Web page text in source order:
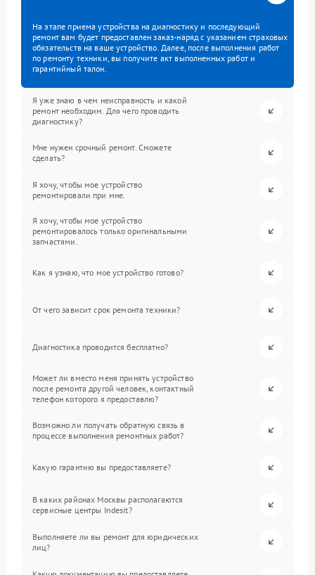
На этапе приема устройства на диагностику и последующий
ремонт вам будет предоставлен заказ-наряд с указанием страховых
обязательств на ваше устройство. Далее, после выполнения работ
по ремонту техники, вы получите акт выполненных работ и
гарантийный талон.
Я уже знаю в чем неисправность и какой
ремонт необходим. Для чего проводить
диагностику?
Мне нужен срочный ремонт. Сможете
сделать?
Я хочу, чтобы мое устройство
ремонтировали при мне.
Я хочу, чтобы мое устройство
ремонтировалось только оригинальными
запчастями.
Как я узнаю, что мое устройство готово?
От чего зависит срок ремонта техники?
Диагностика проводится бесплатно?
Может ли вместо меня принять устройство
после ремонта другой человек, контактный
телефон которого я предоставлю?
Возможно ли получать обратную связь в
процессе выполнения ремонтных работ?
Какую гарантию вы предоставляете?
В каких районах Москвы располагаются
сервисные центры Indesit?
Выполняете ли вы ремонт для юридических
лиц?